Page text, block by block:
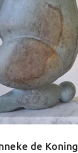
de Koning